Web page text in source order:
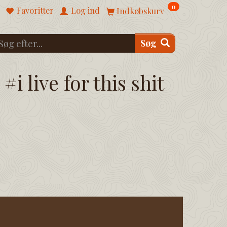
Indkøbskurv 0
Favoritter Log ind
Søg
#i live for this shit